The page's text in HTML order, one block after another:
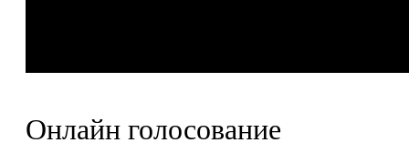
Онлайн голосование